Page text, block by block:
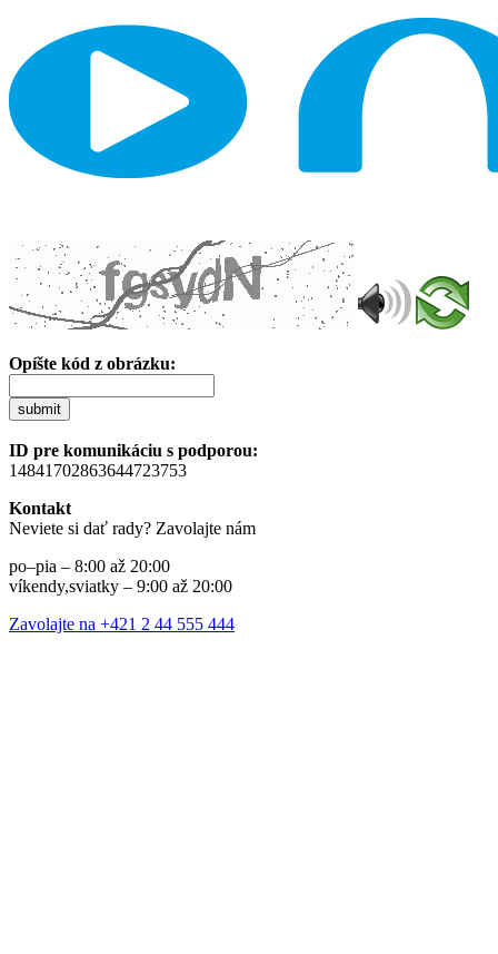
Opíšte kód z obrázku:
submit
ID pre komunikáciu s podporou:
14841702863644723753
Kontakt
Neviete si dať rady? Zavolajte nám
po–pia – 8:00 až 20:00
víkendy,sviatky – 9:00 až 20:00
Zavolajte na +421 2 44 555 444